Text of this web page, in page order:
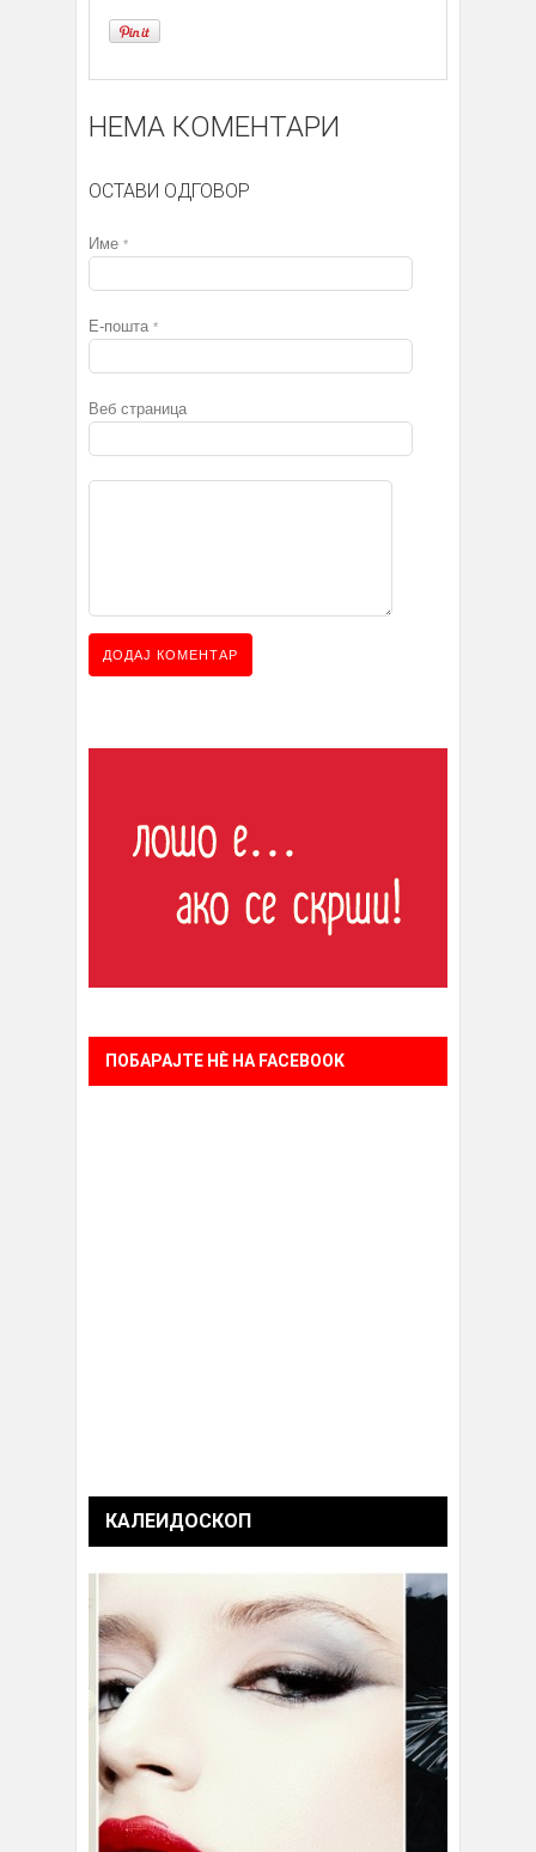
НЕМА КОМЕНТАРИ
ОСТАВИ ОДГОВОР
Име *
Е-пошта *
Веб страница
ПОБАРАЈТЕ НÈ НА FACEBOOK
КАЛЕИДОСКОП